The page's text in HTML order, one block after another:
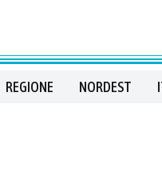
REGIONE NORDEST